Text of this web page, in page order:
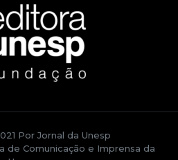
Por Jornal da Unesp
de Comunicação e Imprensa da